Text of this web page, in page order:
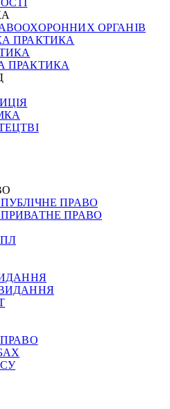
ОРГАНІВ
ПРАКТИКА
ПРАКТИКА
ПРАВО
ПРАВО